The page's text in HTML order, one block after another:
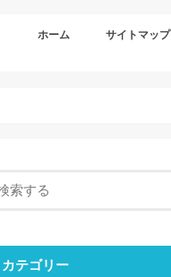
ホーム サイトマップ
カテゴリー